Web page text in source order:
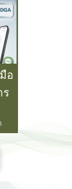
ะ
ง
อ
ร